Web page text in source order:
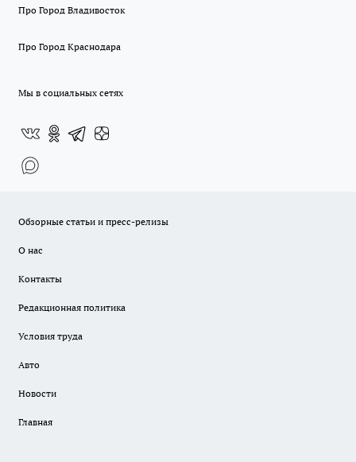
Про Город Владивосток
Про Город Краснодара
Мы в социальных сетях
Обзорные статьи и пресс-релизы
О нас
Контакты
Редакционная политика
Условия труда
Авто
Новости
Главная